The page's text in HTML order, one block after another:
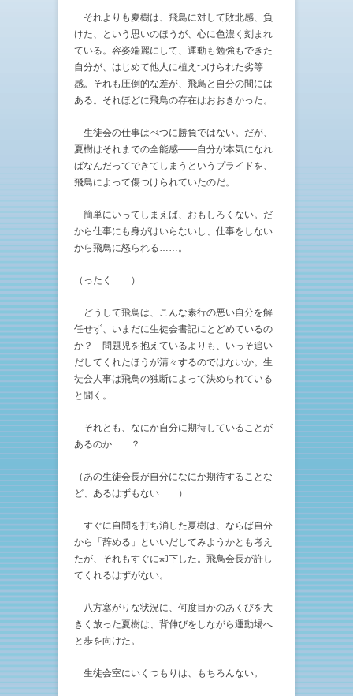
それよりも夏樹は、飛鳥に対して敗北感、負
けた、という思いのほうが、心に色濃く刻まれ
ている。容姿端麗にして、運動も勉強もできた
自分が、はじめて他人に植えつけられた劣等
感。それも圧倒的な差が、飛鳥と自分の間には
ある。それほどに飛鳥の存在はおおきかった。
生徒会の仕事はべつに勝負ではない。だが、
夏樹はそれまでの全能感——自分が本気になれ
ばなんだってできてしまうというプライドを、
飛鳥によって傷つけられていたのだ。
簡単にいってしまえば、おもしろくない。だ
から仕事にも身がはいらないし、仕事をしない
から飛鳥に怒られる……。
（ったく……）
どうして飛鳥は、こんな素行の悪い自分を解
任せず、いまだに生徒会書記にとどめているの
か？ 問題児を抱えているよりも、いっそ追い
だしてくれたほうが清々するのではないか。生
徒会人事は飛鳥の独断によって決められている
と聞く。
それとも、なにか自分に期待していることが
あるのか……？
（あの生徒会長が自分になにか期待することな
ど、あるはずもない……）
すぐに自問を打ち消した夏樹は、ならば自分
から「辞める」といいだしてみようかとも考え
たが、それもすぐに却下した。飛鳥会長が許し
てくれるはずがない。
八方塞がりな状況に、何度目かのあくびを大
きく放った夏樹は、背伸びをしながら運動場へ
と歩を向けた。
生徒会室にいくつもりは、もちろんない。